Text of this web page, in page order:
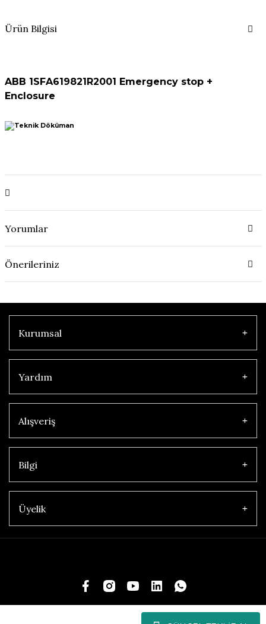
Ürün Bilgisi
ABB 1SFA619821R2001 Emergency stop +
Enclosure
Yorumlar
Önerileriniz
Kurumsal
Yardım
Alışveriş
Bilgi
Üyelik